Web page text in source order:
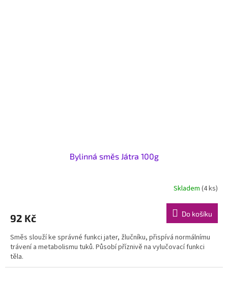
Bylinná směs Játra 100g
Skladem (4 ks)
92 Kč Do košíku
Směs slouží ke správné funkci jater, žlučníku, přispívá normálnímu
trávení a metabolismu tuků. Působí příznivě na vylučovací funkci
těla.